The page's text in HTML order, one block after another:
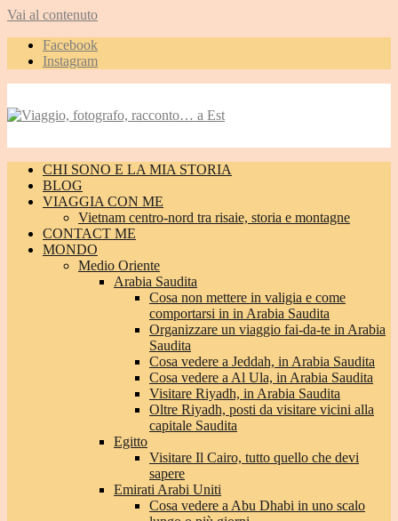
Vai al contenuto
Facebook
Instagram
CHI SONO E LA MIA STORIA
BLOG
VIAGGIA CON ME
Vietnam centro-nord tra risaie, storia e montagne
CONTACT ME
MONDO
Medio Oriente
Arabia Saudita
Cosa non mettere in valigia e come
comportarsi in in Arabia Saudita
Organizzare un viaggio fai-da-te in Arabia
Saudita
Cosa vedere a Jeddah, in Arabia Saudita
Cosa vedere a Al Ula, in Arabia Saudita
Visitare Riyadh, in Arabia Saudita
Oltre Riyadh, posti da visitare vicini alla
capitale Saudita
Egitto
Visitare Il Cairo, tutto quello che devi
sapere
Emirati Arabi Uniti
Cosa vedere a Abu Dhabi in uno scalo